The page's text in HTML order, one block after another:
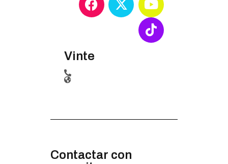
Vinte
Contactar con